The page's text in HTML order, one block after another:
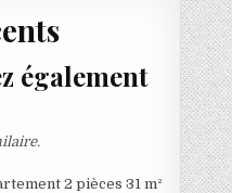
également
2 pièces 31 m²